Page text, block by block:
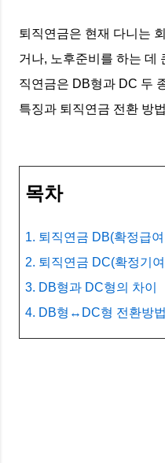
퇴직연금은 현재 다니는
거나, 노후준비를 하는 데
직연금은 DB형과 DC 두
특징과 퇴직연금 전환 방
목차
1. 퇴직연금 DB(확정급
2. 퇴직연금 DC(확정기
3. DB형과 DC형의 차이
4. DB형↔DC형 전환방법